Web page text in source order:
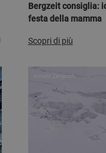
Bergzeit consiglia:
festa della mamma
Scopri di più
Arnold Zimprich